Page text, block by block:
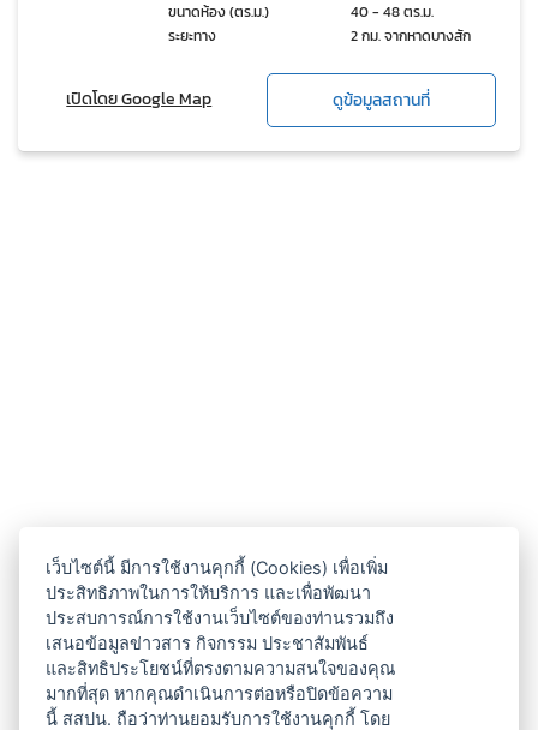
ขนาดห้อง (ตร.ม.)
40 - 48 ตร.ม.
ระยะทาง
2 กม. จากหาดบางสัก
เปิดโดย Google Map ดูข้อมูลสถานที่
เว็บไซต์นี้ มีการใช้งานคุกกี้ (Cookies) เพื่อเพิ่ม
ประสิทธิภาพในการให้บริการ และเพื่อพัฒนา
ประสบการณ์การใช้งานเว็บไซต์ของท่านรวมถึง
เสนอข้อมูลข่าวสาร กิจกรรม ประชาสัมพันธ์
และสิทธิประโยชน์ที่ตรงตามความสนใจของคุณ
มากที่สุด หากคุณดำเนินการต่อหรือปิดข้อความ
นี้ สสปน. ถือว่าท่านยอมรับการใช้งานคุกกี้ โดย